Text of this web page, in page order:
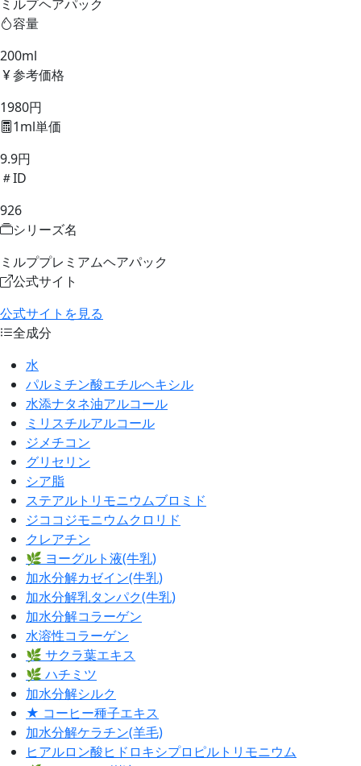
ミルプヘアパック
容量
200ml
参考価格
1980円
1ml単価
9.9円
ID
926
シリーズ名
ミルププレミアムヘアパック
公式サイト
公式サイトを見る
全成分
水
パルミチン酸エチルヘキシル
水添ナタネ油アルコール
ミリスチルアルコール
ジメチコン
グリセリン
シア脂
ステアルトリモニウムブロミド
ジココジモニウムクロリド
クレアチン
🌿 ヨーグルト液(牛乳)
加水分解カゼイン(牛乳)
加水分解乳タンパク(牛乳)
加水分解コラーゲン
水溶性コラーゲン
🌿 サクラ葉エキス
🌿 ハチミツ
加水分解シルク
★ コーヒー種子エキス
加水分解ケラチン(羊毛)
ヒアルロン酸ヒドロキシプロピルトリモニウム